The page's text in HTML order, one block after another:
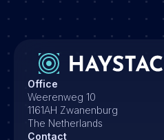
Office
Weerenweg 10
1161AH Zwanenburg
The Netherlands
Contact